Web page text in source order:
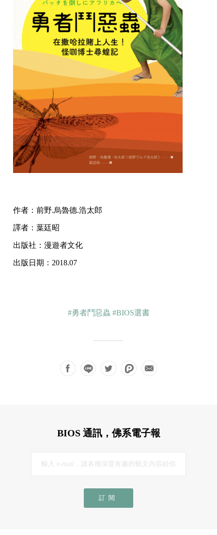
作者：前野.烏魯德.浩太郎
譯者：葉廷昭
出版社：漫遊者文化
出版日期：2018.07
#勇者鬥惡蟲 #BIOS選書
BIOS 通訊，佛系電子報
訂閱